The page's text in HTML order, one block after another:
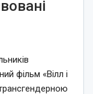
фільм «Вілл і